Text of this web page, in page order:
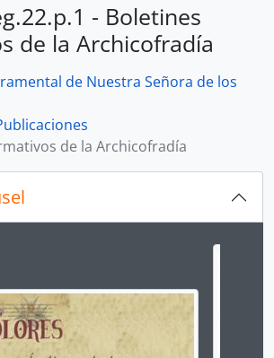
- Boletines
de la Archicofradía
de Nuestra Señora de los
de la Archicofradía